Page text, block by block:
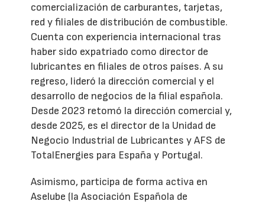
comercialización de carburantes, tarjetas,
red y filiales de distribución de combustible.
Cuenta con experiencia internacional tras
haber sido expatriado como director de
lubricantes en filiales de otros países. A su
regreso, lideró la dirección comercial y el
desarrollo de negocios de la filial española.
Desde 2023 retomó la dirección comercial y,
desde 2025, es el director de la Unidad de
Negocio Industrial de Lubricantes y AFS de
TotalEnergies para España y Portugal.
Asimismo, participa de forma activa en
Aselube (la Asociación Española de